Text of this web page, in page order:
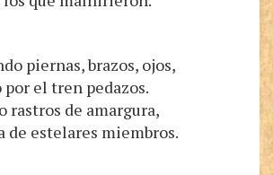
piernas, brazos, ojos,
el tren pedazos.
rastros de amargura,
de estelares miembros.